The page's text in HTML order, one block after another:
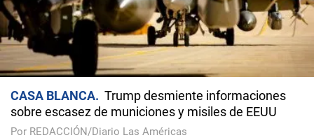
CASA BLANCA
Trump desmiente informaciones
sobre escasez de municiones y misiles de EEUU
Por REDACCIÓN/Diario Las Américas